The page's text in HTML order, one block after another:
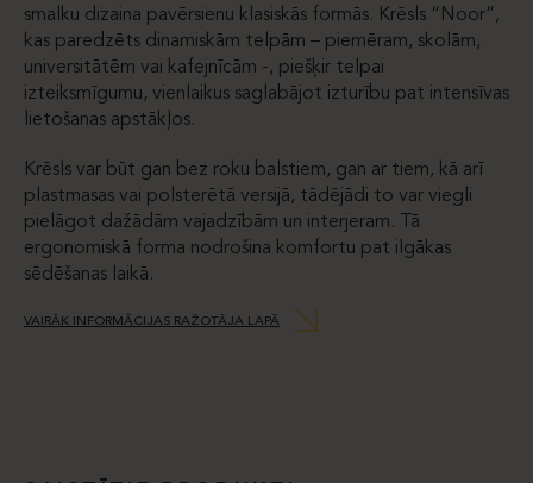
smalku dizaina pavērsienu klasiskās formās. Krēsls “Noor”,
kas paredzēts dinamiskām telpām – piemēram, skolām,
universitātēm vai kafejnīcām -, piešķir telpai
izteiksmīgumu, vienlaikus saglabājot izturību pat intensīvas
lietošanas apstākļos.
Krēsls var būt gan bez roku balstiem, gan ar tiem, kā arī
plastmasas vai polsterētā versijā, tādējādi to var viegli
pielāgot dažādām vajadzībām un interjeram. Tā
ergonomiskā forma nodrošina komfortu pat ilgākas
sēdēšanas laikā.
VAIRĀK INFORMĀCIJAS RAŽOTĀJA LAPĀ